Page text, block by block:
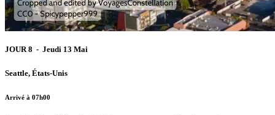
JOUR 8 - Jeudi 13 Mai
Seattle, États-Unis
Arrivé à 07h00